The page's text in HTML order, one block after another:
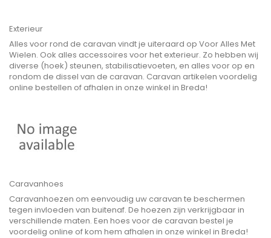
Exterieur
Alles voor rond de caravan vindt je uiteraard op Voor Alles Met
Wielen. Ook alles accessoires voor het exterieur. Zo hebben wij
diverse (hoek) steunen, stabilisatievoeten, en alles voor op en
rondom de dissel van de caravan. Caravan artikelen voordelig
online bestellen of afhalen in onze winkel in Breda!
Caravanhoes
Caravanhoezen om eenvoudig uw caravan te beschermen
tegen invloeden van buitenaf. De hoezen zijn verkrijgbaar in
verschillende maten. Een hoes voor de caravan bestel je
voordelig online of kom hem afhalen in onze winkel in Breda!